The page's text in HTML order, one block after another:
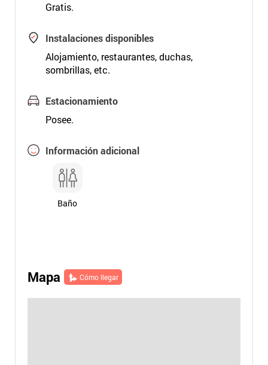
Gratis.
Instalaciones disponibles
Alojamiento, restaurantes, duchas,
sombrillas, etc.
Estacionamiento
Posee.
Información adicional
Baño
Mapa Cómo llegar